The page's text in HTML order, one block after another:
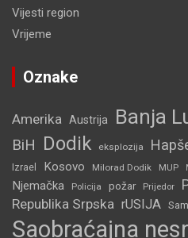
Vijesti region
Vrijeme
Oznake
Amerika Austrija Banja
BiH Dodik eksplozija
Izrael Kosovo Milorad Dodik MUP
Njemačka Policija požar Prijedor
Republika Srpska rUSIJA
Saobraćajna